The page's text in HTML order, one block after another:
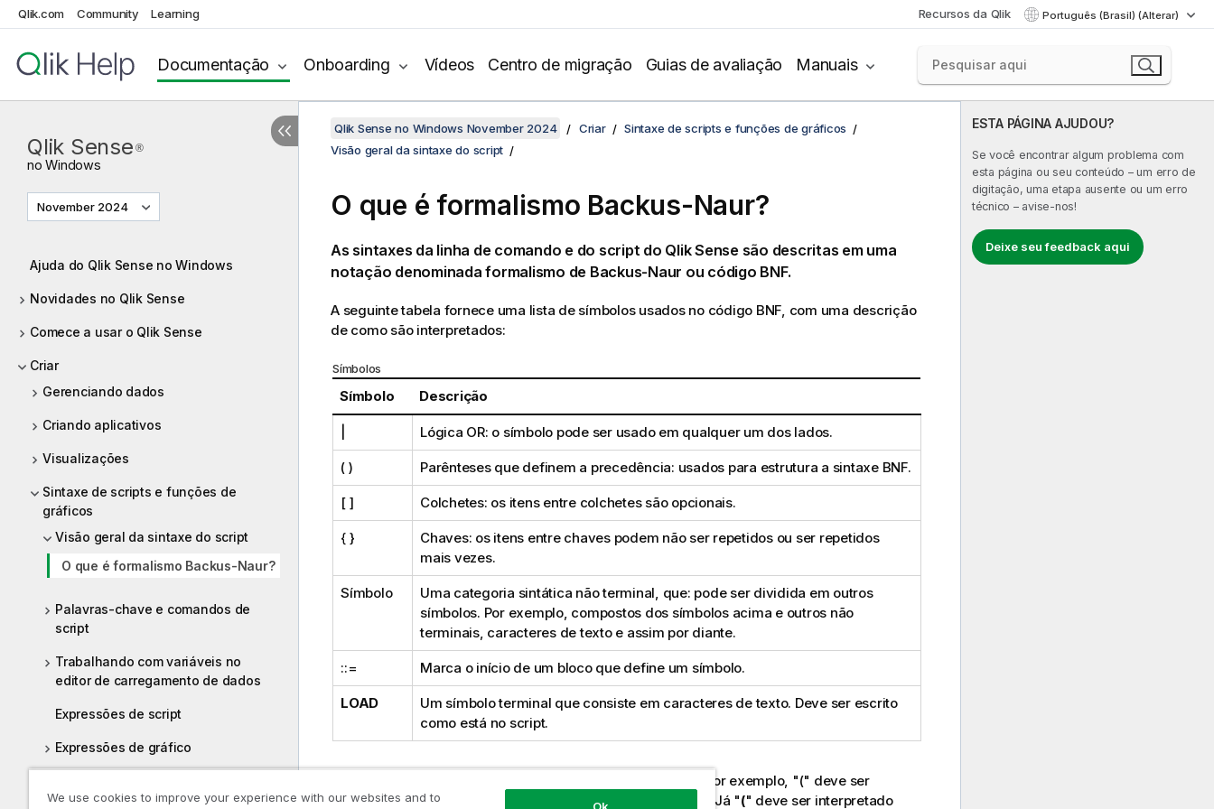
Qlik.com Community Learning Recursos da Qlik Português (Brasil) (Alterar)
Documentação Onboarding Vídeos Centro de migração Guias de avaliação Manuais
Qlik Sense ®
noWindows
November 2024
Ajuda do Qlik Sense no Windows
Novidades no Qlik Sense
Comece a usar o Qlik Sense
Criar
Gerenciando dados
Criando aplicativos
Visualizações
Sintaxe de scripts e funções de
gráficos
Visão geral da sintaxe do script
O que é formalismo Backus-Naur?
Palavras-chave e comandos de
script
Trabalhando com variáveis no
editor de carregamento de dados
Expressões de script
Expressões de gráfico
ESTA PÁGINA AJUDOU?
Se você encontrar algum problema com
esta página ou seu conteúdo – um erro de
digitação, uma etapa ausente ou um erro
técnico – avise-nos!
Deixe seu feedback aqui
Qlik Sense no Windows November 2024 Criar
Sintaxe de scripts e funções de gráficos
Visão geral da sintaxe do script
O que é formalismo Backus-Naur?
As sintaxes da linha de comando e do script do Qlik Sensesão descritas em uma
notação denominada formalismo de Backus-Naur ou código BNF.
A seguinte tabela fornece uma lista de símbolos usados no código BNF, com uma descrição
de como são interpretados:
Símbolos
Símbolo Descrição
Lógica OR: o símbolo pode ser usado em qualquer um dos lados.
( ) Parênteses que definem a precedência: usados para estrutura a sintaxe BNF.
[ ] Colchetes: os itens entre colchetes são opcionais.
{ }
Chaves: os itens entre chaves podem não ser repetidos ou ser repetidos
mais vezes.
Símbolo
Uma categoria sintática não terminal, que: pode ser dividida em outros
símbolos. Por exemplo, compostos dos símbolos acima e outros não
terminais, caracteres de texto e assim por diante.
::= Marca o início de um bloco que define um símbolo.
LOAD
Um símbolo terminal que consiste em caracteres de texto. Deve ser escrito
como está no script.
. Por exemplo, "(" deve ser
interpretado como um parêntese que define a precedência. Já "(" deve ser interpretado
We use cookies to improve your experience with our websites and to